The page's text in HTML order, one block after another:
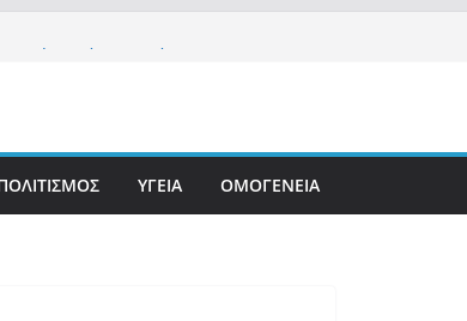
τσουνάμι
ΥΓΕΙΑ ΟΜΟΓΕΝΕΙΑ